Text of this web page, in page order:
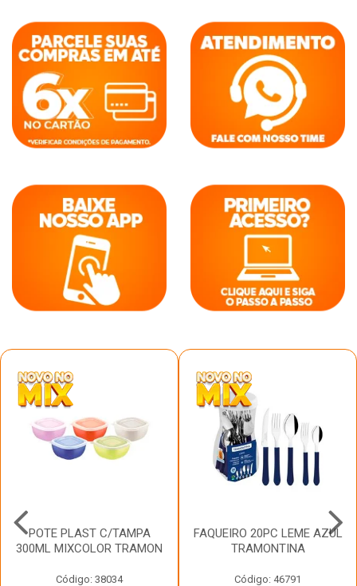
POTE PLAST C/TAMPA
300ML MIXCOLOR TRAMON
Código: 38034
FAQUEIRO 20PC LEME AZUL
TRAMONTINA
Código: 46791